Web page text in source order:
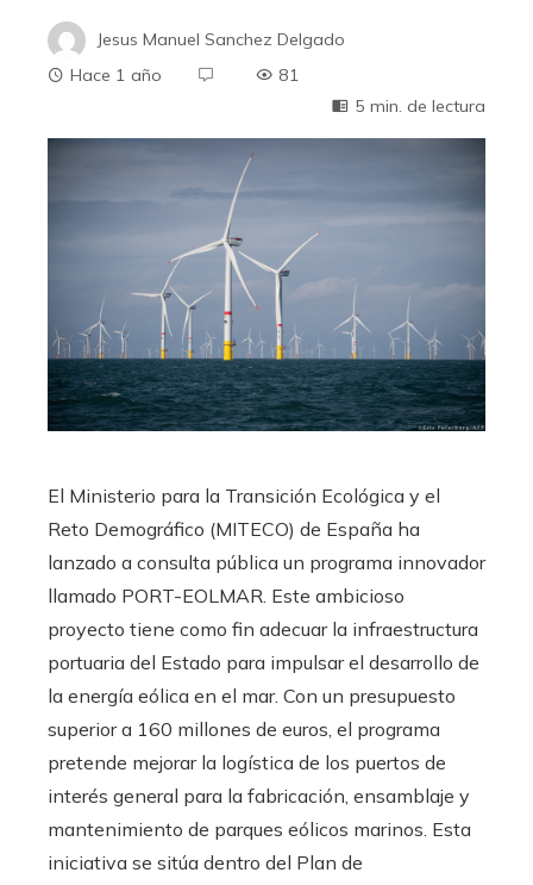
Jesus Manuel Sanchez Delgado
Hace 1 año
81
5 min. de lectura
El Ministerio para la Transición Ecológica y el
Reto Demográfico (MITECO) de España ha
lanzado a consulta pública un programa innovador
llamado PORT-EOLMAR. Este ambicioso
proyecto tiene como fin adecuar la infraestructura
portuaria del Estado para impulsar el desarrollo de
la energía eólica en el mar. Con un presupuesto
superior a 160 millones de euros, el programa
pretende mejorar la logística de los puertos de
interés general para la fabricación, ensamblaje y
mantenimiento de parques eólicos marinos. Esta
iniciativa se sitúa dentro del Plan de